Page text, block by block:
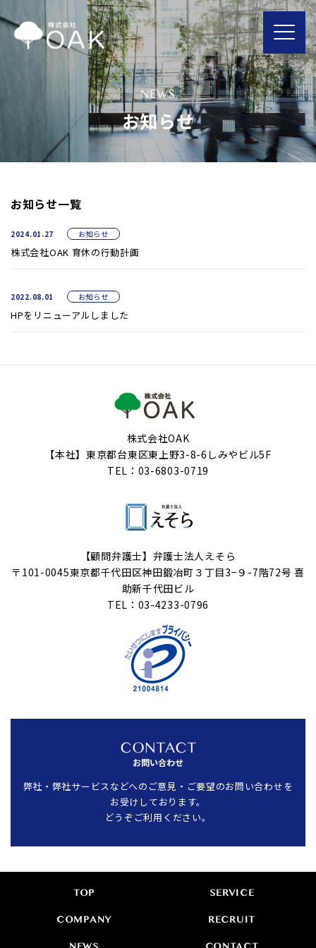
NEWS
お知らせ
お知らせ一覧
2024.01.27 お知らせ
株式会社OAK 育休の行動計画
2022.08.01 お知らせ
HPをリニューアルしました
株式会社OAK
【本社】東京都台東区東上野3-8-6しみやビル5F
TEL：03-6803-0719
【顧問弁護士】弁護士法人えそら
〒101-0045東京都千代田区神田鍛冶町３丁目3−９-7階72号 喜
助新千代田ビル
TEL：03-4233-0796
CONTACT
お問い合わせ
弊社・弊社サービスなどへのご意見・ご要望のお問い合わせを
お受けしております。
どうぞご利用ください。
TOP SERVICE
COMPANY RECRUIT